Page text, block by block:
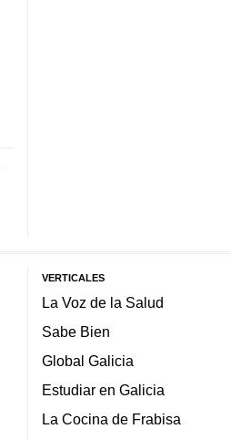
VERTICALES
La Voz de la Salud
Sabe Bien
Global Galicia
Estudiar en Galicia
La Cocina de Frabisa